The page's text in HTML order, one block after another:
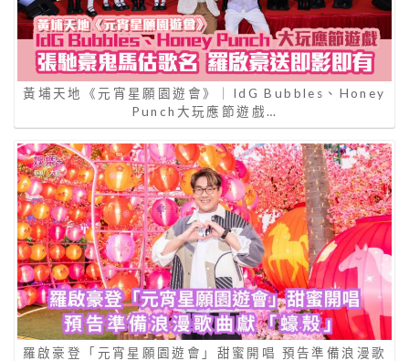
黃埔天地《元宵星願園遊會》｜IdG Bubbles、Honey
Punch大玩應節遊戲…
羅啟豪登「元宵星願園遊會」甜蜜開唱 預告準備浪漫歌